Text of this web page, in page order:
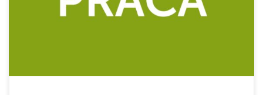
poniedziałek), 13-15.06, 19-22.06 wakacje: 30.06-2.08 Wymagania:
pełnoletność wiedza i umiejętności z zakresu składowania,